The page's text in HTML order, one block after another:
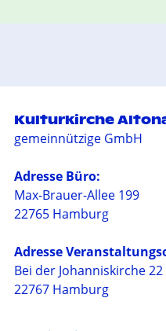
Kulturkirche
gemeinnützige GmbH
Adresse Büro:
Max-Brauer-Allee 199
22765 Hamburg
Adresse
Bei der Johanniskirche 22
22767 Hamburg